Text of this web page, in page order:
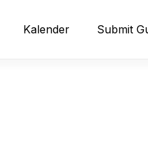
Kalender Submit